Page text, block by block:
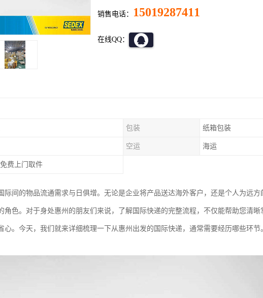
销售电话： 15019287411
在线QQ：
包装 纸箱包装
空运 海运
费上门取件
际间的物品流通需求与日俱增。无论是企业将产品送达海外客户，还是个人为远方
角色。对于身处惠州的朋友们来说，了解国际快递的完整流程，不仅能帮助您清
心。今天，我们就来详细梳理一下从惠州出发的国际快递，通常需要经历哪些环节